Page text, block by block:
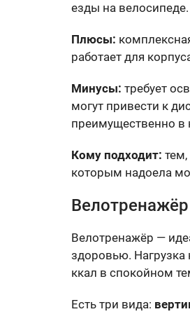
езды на велосипеде.
Плюсы:
работает для
Минусы: требует
могут привести к
преимущественно в
Кому подходит:
которым надоела
Велотренажёр —
здоровью. Нагрузка
ккал в спокойном
Есть три вида: